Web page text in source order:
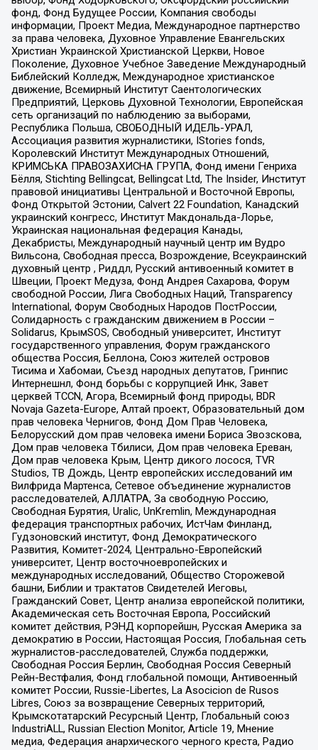
фонд, Фонд Будущее России, Компания свободы
информации, Проект Медиа, Международное партнерство
за права человека, Духовное Управление Евангельских
Христиан Украинской Христианской Церкви, Новое
Поколение, Духовное Учебное Заведение Международный
Библейский Колледж, Международное христианское
движение, Всемирный Институт Саентологических
Предприятий, Церковь Духовной Технологии, Европейская
сеть организаций по наблюдению за выборами,
Республика Польша, СВОБОДНЫЙ ИДЕЛЬ-УРАЛ,
Ассоциация развития журналистики, IStories fonds,
Королевский Институт Международных Отношений,
КРИМСЬКА ПРАВОЗАХИСНА ГРУПА, Фонд имени Генриха
Бёлля, Stichting Bellingcat, Bellingcat Ltd, The Insider, Институт
правовой инициативы Центральной и Восточной Европы,
Фонд Открытой Эстонии, Calvert 22 Foundation, Канадский
украинский конгресс, Институт Макдональда-Лорье,
Украинская национальная федерация Канады,
Декабристы, Международный научный центр им Вудро
Вильсона, Свободная пресса, Возрождение, Всеукраинский
духовный центр , Риддл, Русский антивоенный комитет в
Швеции, Проект Медуза, Фонд Андрея Сахарова, Форум
свободной России, Лига Свободных Наций, Transparеncy
International, Форум Свободных Народов ПостРоссии,
Солидарность с гражданским движением в России –
Solidarus, КрымSOS, Свободный университет, Институт
государственного управления, Форум гражданского
общества Россия, Беллона, Союз жителей островов
Тисима и Хабомаи, Съезд народных депутатов, Гринпис
Интернешнл, Фонд борьбы с коррупцией Инк, Завет
церквей TCCN, Агора, Всемирный фонд природы, BDR
Novaja Gazeta-Europe, Алтай проект, Образовательный дом
прав человека Чернигов, Фонд Дом Прав Человека,
Белорусский дом прав человека имени Бориса Звозскова,
Дом прав человека Тбилиси, Дом прав человека Ереван,
Дом прав человека Крым, Центр дикого лосося, TVR
Studios, ТВ Дождь, Центр европейских исследований им
Вилфрида Мартенса, Сетевое объединение журналистов
расследователей, АЛЛАТРА, За свободную Россию,
Свободная Бурятия, Uralic, UnKremlin, Международная
федерация транспортных рабочих, ИстЧам Финланд,
Гудзоновский институт, Фонд Демократического
Развития, Комитет-2024, Центрально-Европейский
университет, Центр восточноевропейских и
международных исследований, Общество Сторожевой
башни, Библии и трактатов Свидетелей Иеговы,
Гражданский Совет, Центр анализа европейской политики,
Академическая сеть Восточная Европа, Российский
комитет действия, РЭНД корпорейшн, Русская Америка за
демократию в России, Настоящая Россия, Глобальная сеть
журналистов-расследователей, Служба поддержки,
Свободная Россия Берлин, Свободная Россия Северный
Рейн-Вестфалия, Фонд глобальной помощи, Антивоенный
комитет России, Russie-Libertes, La Asocicion de Rusos
Libres, Союз за возвращение Северных территорий,
Крымскотатарский Ресурсный Центр, Глобальный союз
IndustriALL, Russian Election Monitor, Article 19, Мнение
медиа, Федерация анархического черного креста, Радио